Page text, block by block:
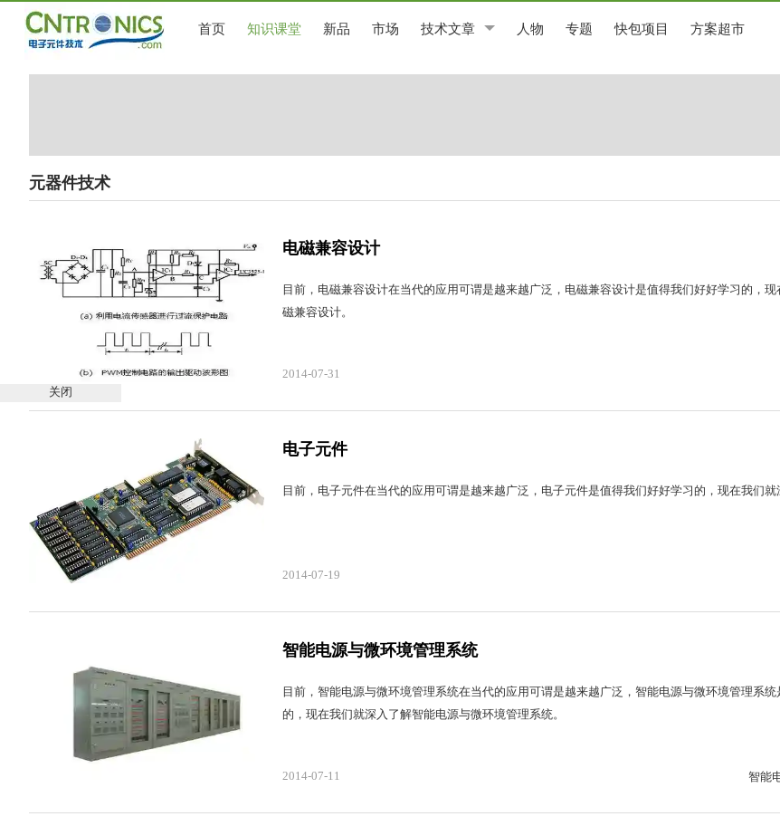
首页 知识课堂 新品 市场 技术文章 人物 专题 快包项目 方案超市
元器件技术
电磁兼容设计
目前，电磁兼容设计在当代的应用可谓是越来越广泛，电磁兼容设计是值得我们好好学习的，
磁兼容设计。
2014-07-31
电子元件
目前，电子元件在当代的应用可谓是越来越广泛，电子元件是值得我们好好学习的，现在我们就
2014-07-19
智能电源与微环境管理系统
目前，智能电源与微环境管理系统在当代的应用可谓是越来越广泛，智能电源与微环境管理系统
的，现在我们就深入了解智能电源与微环境管理系统。
2014-07-11 智能
关闭